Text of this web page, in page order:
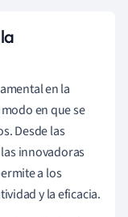
en la
en que se
Desde las
innovadoras
a los
y la eficacia.